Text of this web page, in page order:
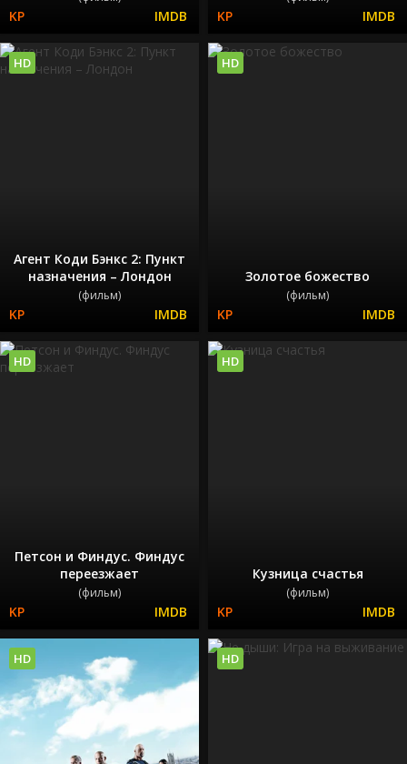
Агент Коди Бэнкс 2: Пункт
назначения – Лондон
(фильм)
HD
Золотое божество
(фильм)
HD
Петсон и Финдус. Финдус
переезжает
(фильм)
HD
Кузница счастья
(фильм)
HD
HD HD